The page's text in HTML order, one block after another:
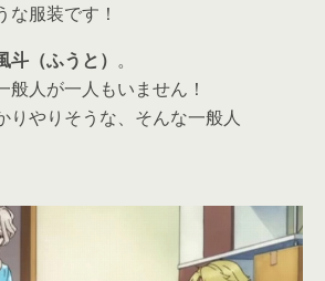
な服装です！
斗（ふうと） 。
人が一人もいません！
りやりそうな、そんな一般人